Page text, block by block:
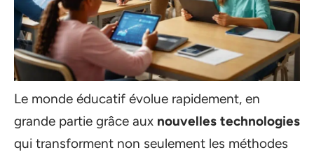
Le monde éducatif évolue rapidement, en
grande partie grâce aux nouvelles technologies
qui transforment non seulement les méthodes